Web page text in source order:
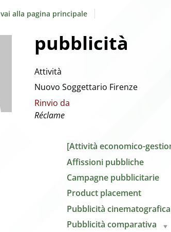
vai alla pagina principale
pubblicità
Attività
Nuovo Soggettario Firenze
Rinvio da
Réclame
[Attività economico-
Affissioni pubbliche
Campagne pubblicitarie
Product placement
Pubblicità cinematografica
Pubblicità comparativa